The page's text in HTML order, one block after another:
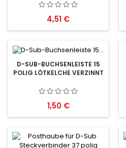
Preis
4,51 €
D-SUB-BUCHSENLEISTE 15
POLIG LÖTKELCHE VERZINNT
Preis
1,50 €